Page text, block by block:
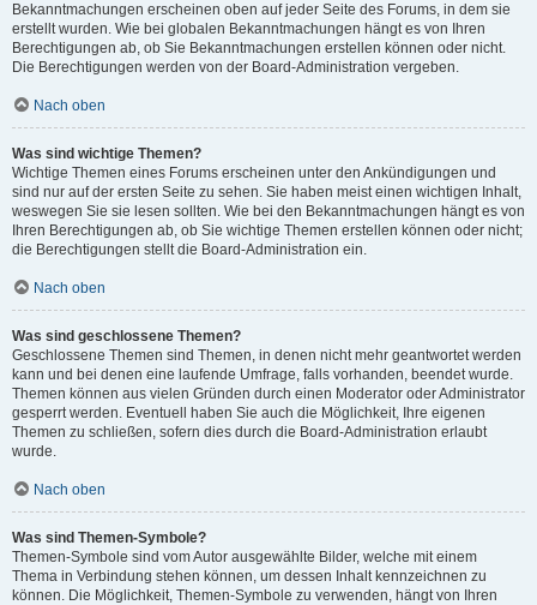
Bekanntmachungen erscheinen oben auf jeder Seite des Forums, in dem sie
erstellt wurden. Wie bei globalen Bekanntmachungen hängt es von Ihren
Berechtigungen ab, ob Sie Bekanntmachungen erstellen können oder nicht.
Die Berechtigungen werden von der Board-Administration vergeben.
Nach oben
Was sind wichtige Themen?
Wichtige Themen eines Forums erscheinen unter den Ankündigungen und
sind nur auf der ersten Seite zu sehen. Sie haben meist einen wichtigen Inhalt,
weswegen Sie sie lesen sollten. Wie bei den Bekanntmachungen hängt es von
Ihren Berechtigungen ab, ob Sie wichtige Themen erstellen können oder nicht;
die Berechtigungen stellt die Board-Administration ein.
Nach oben
Was sind geschlossene Themen?
Geschlossene Themen sind Themen, in denen nicht mehr geantwortet werden
kann und bei denen eine laufende Umfrage, falls vorhanden, beendet wurde.
Themen können aus vielen Gründen durch einen Moderator oder Administrator
gesperrt werden. Eventuell haben Sie auch die Möglichkeit, Ihre eigenen
Themen zu schließen, sofern dies durch die Board-Administration erlaubt
wurde.
Nach oben
Was sind Themen-Symbole?
Themen-Symbole sind vom Autor ausgewählte Bilder, welche mit einem
Thema in Verbindung stehen können, um dessen Inhalt kennzeichnen zu
können. Die Möglichkeit, Themen-Symbole zu verwenden, hängt von Ihren